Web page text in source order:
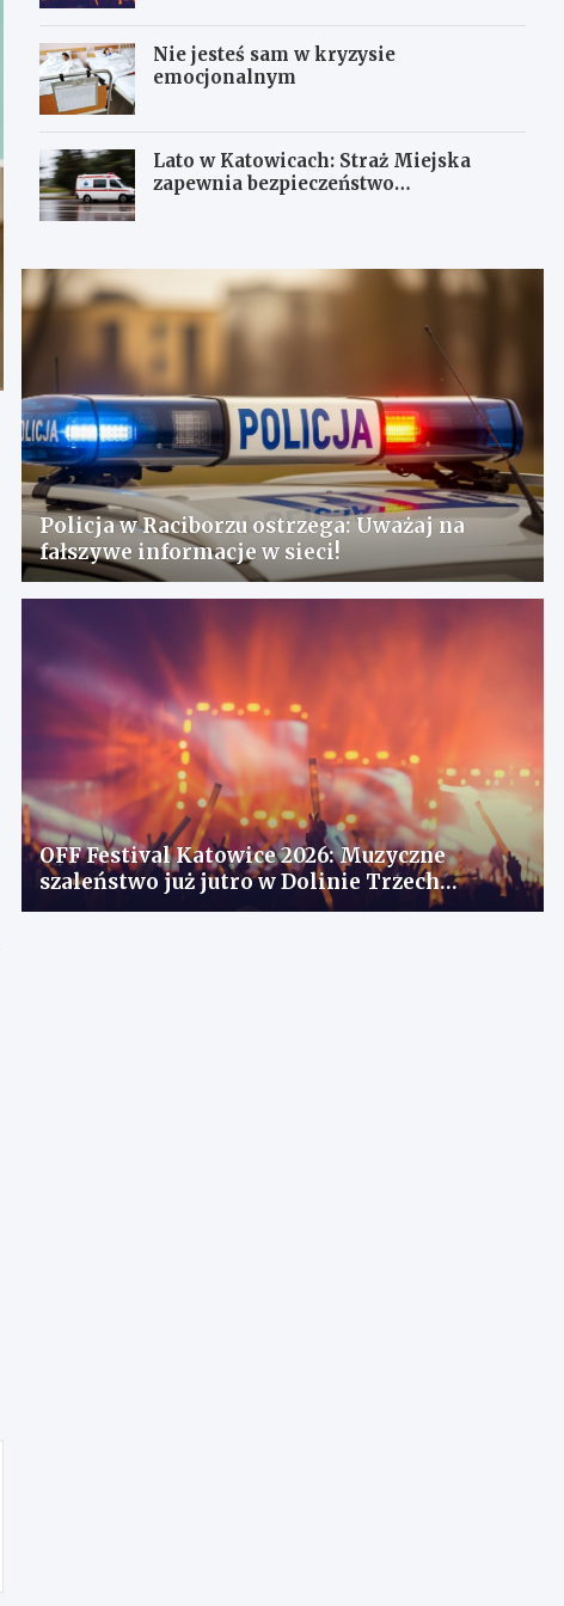
Nie jesteś sam w kryzysie
emocjonalnym
Lato w Katowicach: Straż Miejska
zapewnia bezpieczeństwo
Policja w Raciborzu ostrzega: Uważaj na
fałszywe informacje w sieci!
OFF Festival Katowice 2026: Muzyczne
szaleństwo już jutro w Dolinie Trzech
Stawów!